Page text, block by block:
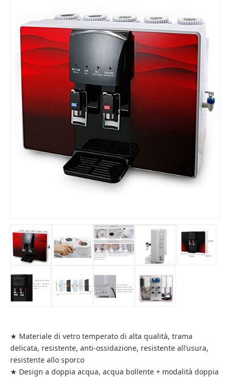
★ Materiale di vetro temperato di alta qualità, trama
delicata, resistente, anti-ossidazione, resistente all’usura,
resistente allo sporco
★ Design a doppia acqua, acqua bollente + modalità doppia